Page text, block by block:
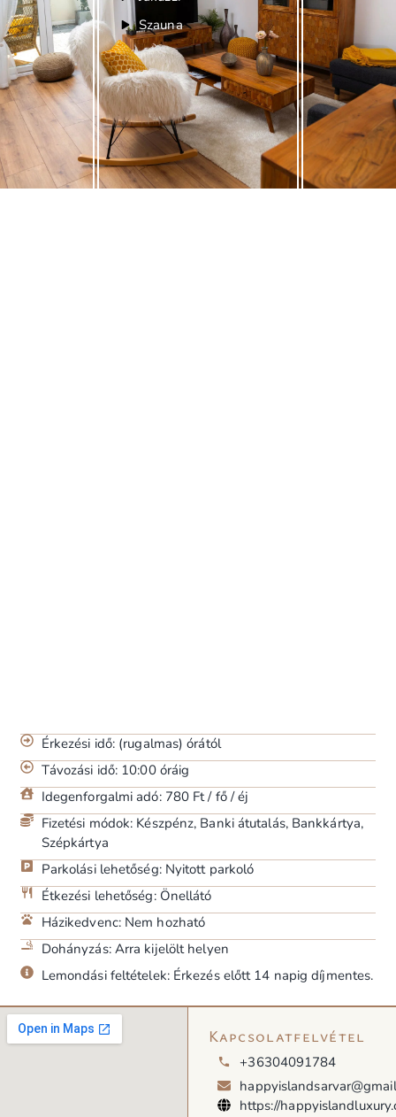
Szauna
Érkezési idő: (rugalmas) órától
Távozási idő: 10:00 óráig
Idegenforgalmi adó: 780 Ft / fő / éj
Fizetési módok: Készpénz, Banki átutalás, Bankkártya,
Szépkártya
Parkolási lehetőség: Nyitott parkoló
Étkezési lehetőség: Önellátó
Házikedvenc: Nem hozható
Dohányzás: Arra kijelölt helyen
Lemondási feltételek: Érkezés előtt 14 napig díjmentes.
Kapcsolatfelvétel
+36304091784
https://